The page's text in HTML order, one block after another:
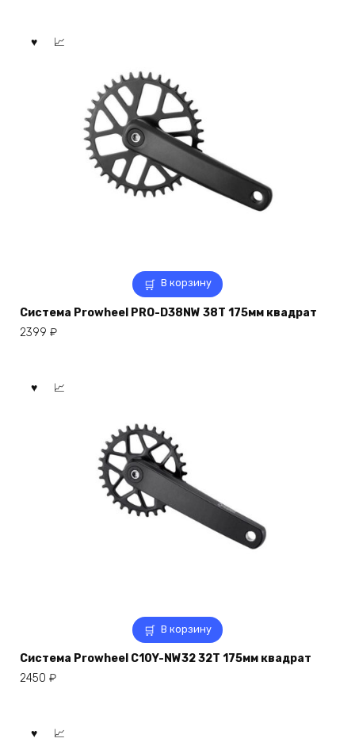
В корзину
Система Prowheel PRO-D38NW 38T 175мм квадрат
2399 ₽
В корзину
Система Prowheel C10Y-NW32 32T 175мм квадрат
2450 ₽